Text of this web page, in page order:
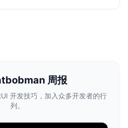
周报
开发技巧，加入众多开发者的行
列。